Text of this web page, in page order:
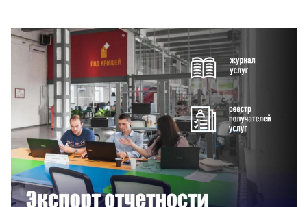
Смотреть проект